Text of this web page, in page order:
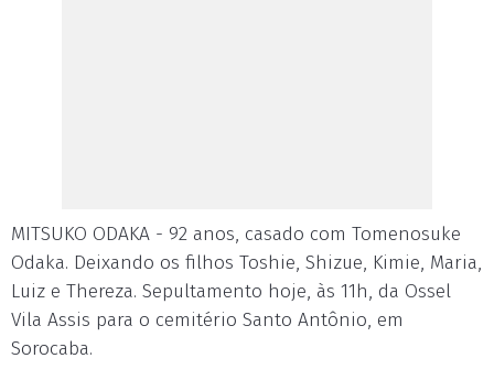
MITSUKO ODAKA - 92 anos, casado com Tomenosuke
Odaka. Deixando os filhos Toshie, Shizue, Kimie, Maria,
Luiz e Thereza. Sepultamento hoje, às 11h, da Ossel
Vila Assis para o cemitério Santo Antônio, em
Sorocaba.